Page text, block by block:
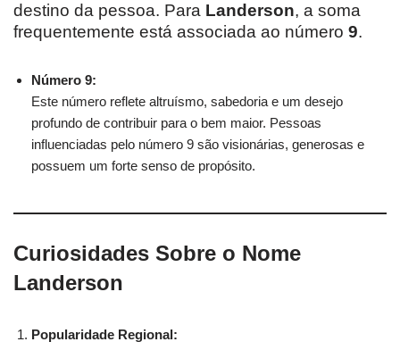
destino da pessoa. Para Landerson, a soma
frequentemente está associada ao número 9.
Número 9:
Este número reflete altruísmo, sabedoria e um desejo
profundo de contribuir para o bem maior. Pessoas
influenciadas pelo número 9 são visionárias, generosas e
possuem um forte senso de propósito.
Curiosidades Sobre o Nome
Landerson
Popularidade Regional: